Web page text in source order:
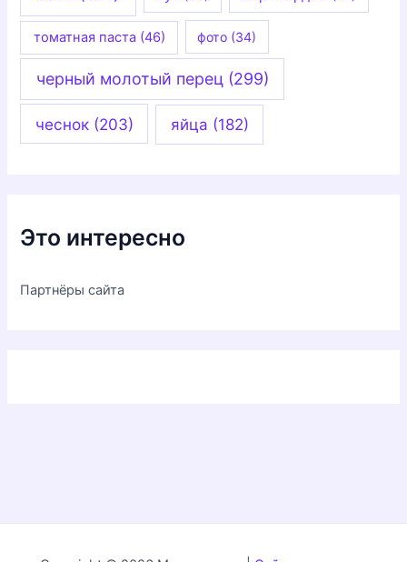
томатная паста (46) фото (34)
черный молотый перец(299)
чеснок(203) яйца (182)
Это интересно
Партнёры сайта